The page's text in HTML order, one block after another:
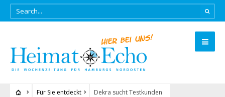
Für Sie entdeckt Dekra sucht Testkunden